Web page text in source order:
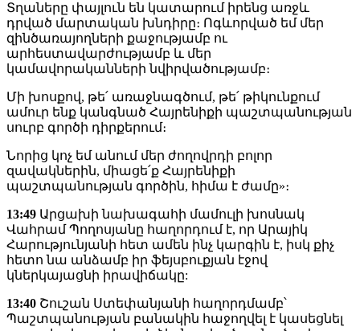
Տղաները փայլուն են կատարում իրենց առջև
դրված մարտական խնդիրը։ Ոգևորված եմ մեր
զինծառայողների քաջությամբ ու
արհեստավարժությամբ և մեր
կամավորականների նվիրվածությամբ։
Մի խոսքով, թե՛ առաջնագծում, թե՛ թիկունքում
ամուր ենք կանգնած Հայրենիքի պաշտպանության
սուրբ գործի դիրքերում։
Նորից կոչ եմ անում մեր ժողովրդի բոլոր
զավակներին, միացե՛ք Հայրենիքի
պաշտպանության գործին, հիմա է ժամը»։
13:49 Արցախի նախագահի մամուլի խոսնակ
Վահրամ Պողոսյանը հաղորդում է, որ Արայիկ
Հարությունյանի հետ ամեն ինչ կարգին է, իսկ քիչ
հետո նա անձամբ իր ֆեյսբուքյան էջով
կներկայացնի իրավիճակը:
13:40 Շուշան Ստեփանյանի հաղորդմամբ՝
Պաշտպանության բանակին հաջողվել է կասեցնել